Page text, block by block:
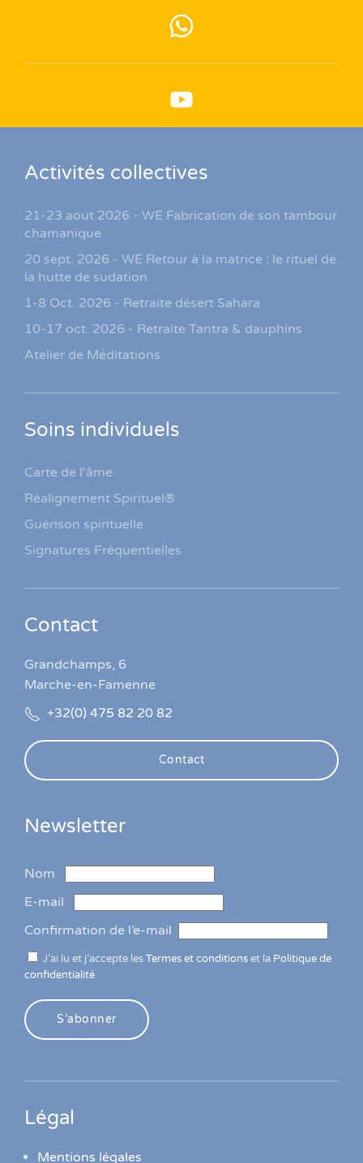
Activités collectives
21-23 aout 2026 - WE Fabrication de son tambour
chamanique
20 sept. 2026 - WE Retour à la matrice : le rituel de
la hutte de sudation
1-8 Oct. 2026 - Retraite désert Sahara
10-17 oct. 2026 - Retraite Tantra & dauphins
Atelier de Méditations
Soins individuels
Carte de l'âme
Réalignement Spirituel®
Guérison spirituelle
Signatures Fréquentielles
Contact
Grandchamps, 6
Marche-en-Famenne
+32(0) 475 82 20 82
Contact
Newsletter
Nom
E-mail
Confirmation de l’e-mail
J’ai lu et j’accepte lesTermes et conditionset la Politique de
confidentialité
S’abonner
Légal
Mentions légales